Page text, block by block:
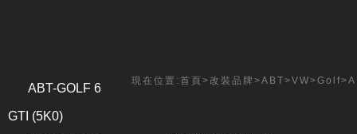
ABT-GOLF 6
GTI (5K0)
現在位置: 首頁 > 改裝品牌 >ABT>VW>Golf>